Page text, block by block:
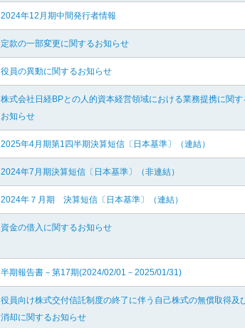
2024年12月期中間発行者情報
定款の一部変更に関するお知らせ
役員の異動に関するお知らせ
株式会社日経BPとの人的資本経営領域における業務提携に関す
お知らせ
2025年4月期第1四半期決算短信〔日本基準〕（連結）
2024年7月期決算短信〔日本基準〕（非連結）
2024年７月期 決算短信〔日本基準〕（連結）
資金の借入に関するお知らせ
半期報告書－第17期(2024/02/01－2025/01/31)
役員向け株式交付信託制度の終了に伴う自己株式の無償取得及
消却に関するお知らせ